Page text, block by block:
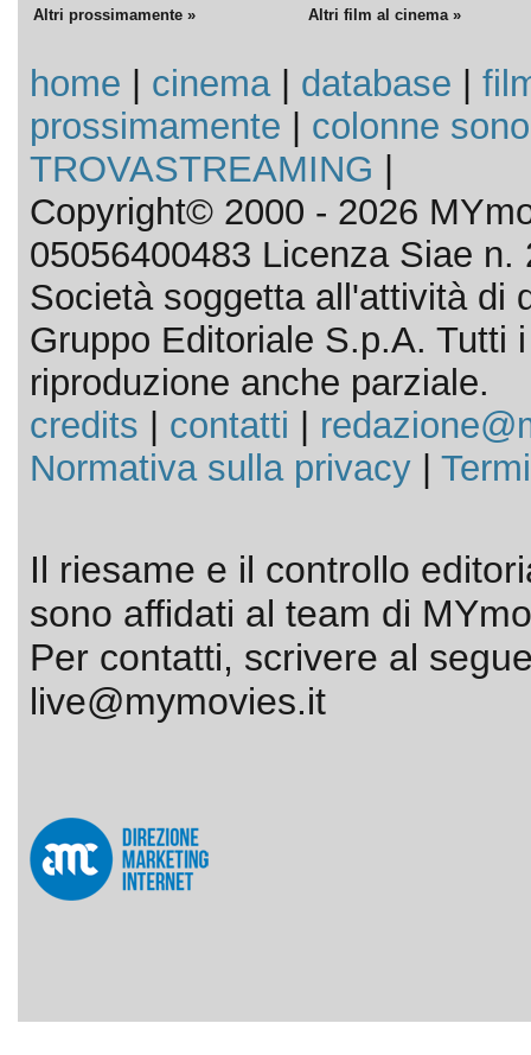
Altri prossimamente » Altri film al cinema »
home cinema| database
prossimamente
colonne
TROVASTREAMING
Copyright© 2000 - 2026
05056400483 Licenza Siae n.
Società soggetta all'attività di
Gruppo Editoriale S.p.A. Tutti
riproduzione anche parziale.
credits
contatti
Normativa sulla privacy|
Il riesame e il controllo
sono affidati al team di
Per contatti, scrivere al
live@mymovies.it